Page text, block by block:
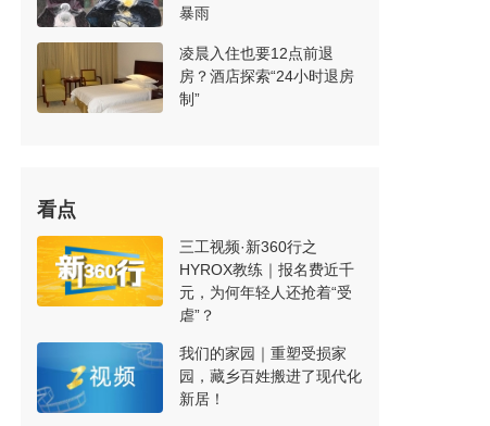
暴雨
凌晨入住也要12点前退
房？酒店探索“24小时退房
制”
看点
三工视频·新360行之
HYROX教练｜报名费近千
元，为何年轻人还抢着“受
虐”？
我们的家园｜重塑受损家
园，藏乡百姓搬进了现代化
新居！